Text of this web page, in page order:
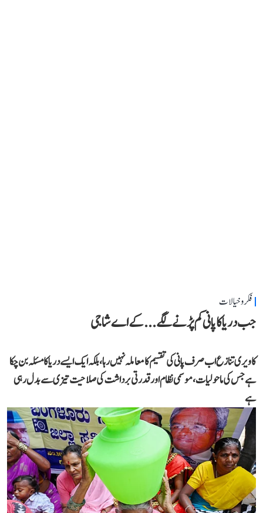
فکر و خیالات
جب دریا کا پانی کم پڑنے لگے...کے اے شاجی
کاویری تنازع اب صرف پانی کی تقسیم کا معاملہ نہیں رہا، بلکہ ایک ایسے دریا کا مسئلہ بن چکا
ہے جس کی ماحولیات، موسمی نظام اور قدرتی برداشت کی صلاحیت تیزی سے بدل رہی
ہے